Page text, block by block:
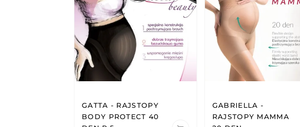
GATTA - RAJSTOPY
BODY PROTECT 40
GABRIELLA -
RAJSTOPY MAMMA